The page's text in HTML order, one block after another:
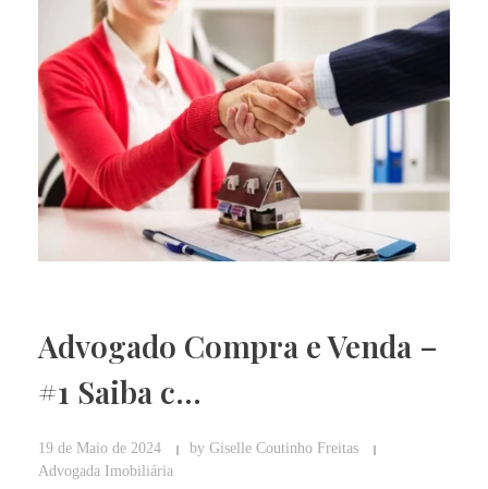
Advogado Compra e Venda –
#1 Saiba c…
19 de Maio de 2024 by Giselle Coutinho Freitas
Advogada Imobiliária